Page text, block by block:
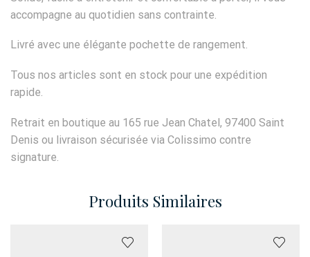
accompagne au quotidien sans contrainte.
Livré avec une élégante pochette de rangement.
Tous nos articles sont en stock pour une expédition
rapide.
Retrait en boutique au 165 rue Jean Chatel, 97400 Saint
Denis ou livraison sécurisée via Colissimo contre
signature.
Produits Similaires